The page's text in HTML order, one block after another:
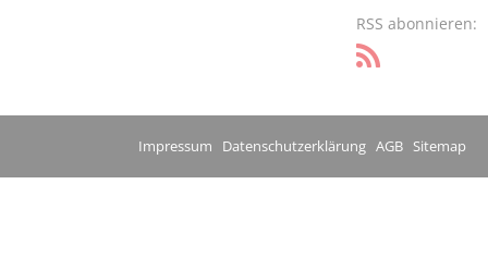
RSS abonnieren:
Impressum Datenschutzerklärung AGB Sitemap